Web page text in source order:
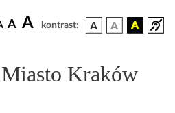
A A kontrast:
Miasto Kraków